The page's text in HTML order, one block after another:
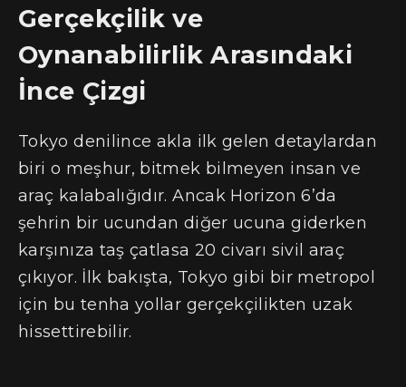
Gerçekçilik ve
Oynanabilirlik Arasındaki
İnce Çizgi
Tokyo denilince akla ilk gelen detaylardan
biri o meşhur, bitmek bilmeyen insan ve
araç kalabalığıdır. Ancak Horizon 6’da
şehrin bir ucundan diğer ucuna giderken
karşınıza taş çatlasa 20 civarı sivil araç
çıkıyor. İlk bakışta, Tokyo gibi bir metropol
için bu tenha yollar gerçekçilikten uzak
hissettirebilir.